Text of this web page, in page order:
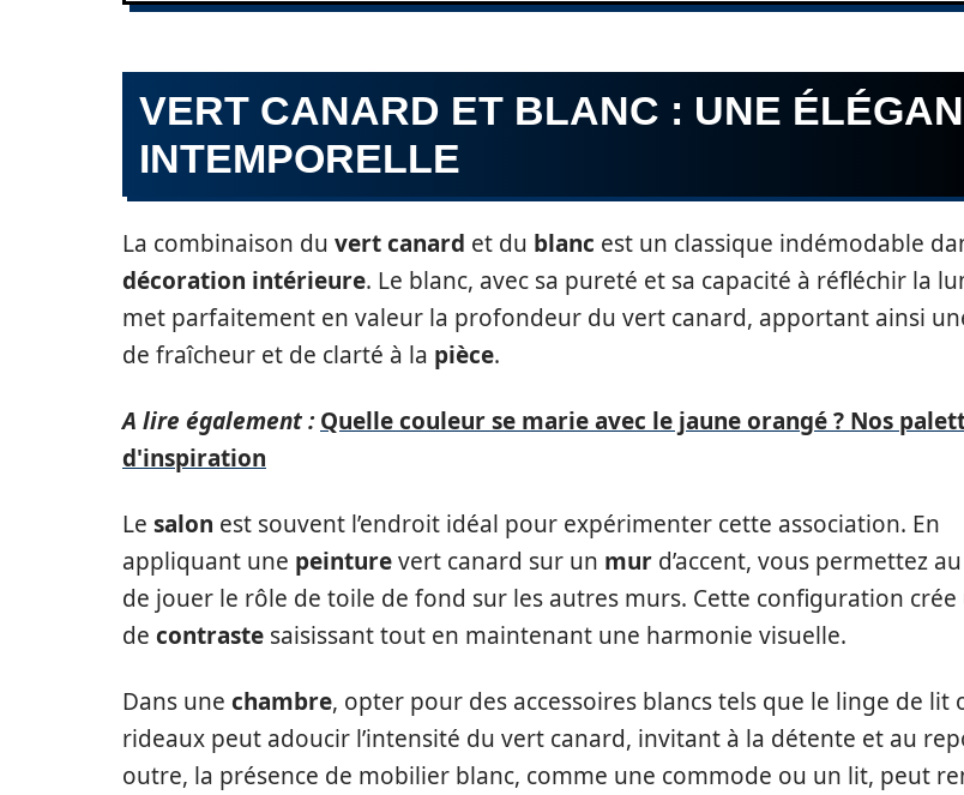
VERT CANARD ET BLANC : UNE
INTEMPORELLE
La combinaison du vert canard et du blanc est un classique indémodable
décoration intérieure. Le blanc, avec sa pureté et sa capacité à réfléchir la
met parfaitement en valeur la profondeur du vert canard, apportant ainsi
de fraîcheur et de clarté à la pièce.
A lire également : Quelle couleur se marie avec le jaune orangé ? Nos
d'inspiration
Le salon est souvent l’endroit idéal pour expérimenter cette association. En
appliquant une peinturevert canard sur un mur d’accent, vous permettez
de jouer le rôle de toile de fond sur les autres murs. Cette configuration
de contraste saisissant tout en maintenant une harmonie visuelle.
Dans une chambre, opter pour des accessoires blancs tels que le linge de lit
rideaux peut adoucir l’intensité du vert canard, invitant à la détente et au
outre, la présence de mobilier blanc, comme une commode ou un lit, peut